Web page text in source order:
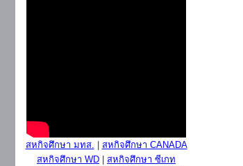
สหกิจศึกษา มทส.
สหกิจศึกษา CANADA
สหกิจศึกษา WD
สหกิจศึกษา ซีเกท